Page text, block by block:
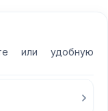
или удобную